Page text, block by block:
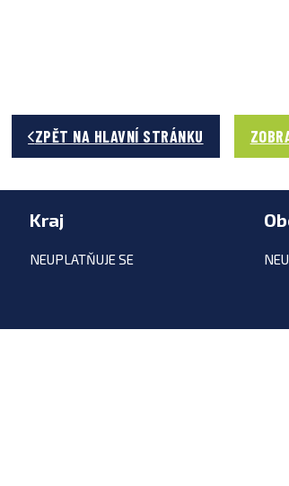
ZPĚT NA HLAVNÍ STRÁNKU
Kraj
NEUPLATŇUJE SE